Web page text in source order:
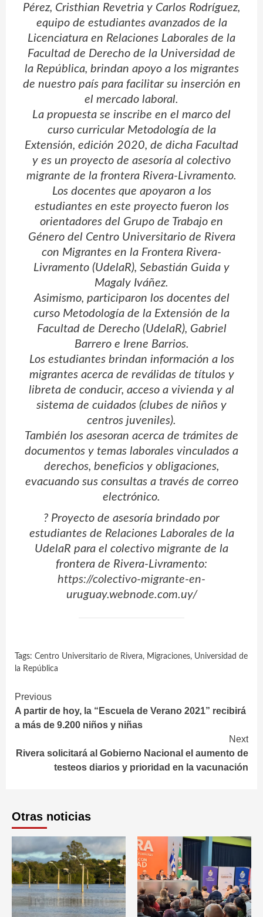
Pérez, Cristhian Revetria y Carlos Rodríguez,
equipo de estudiantes avanzados de la
Licenciatura en Relaciones Laborales de la
Facultad de Derecho de la Universidad de
la República, brindan apoyo a los migrantes
de nuestro país para facilitar su inserción en
el mercado laboral.
La propuesta se inscribe en el marco del
curso curricular Metodología de la
Extensión, edición 2020, de dicha Facultad
y es un proyecto de asesoría al colectivo
migrante de la frontera Rivera-Livramento.
Los docentes que apoyaron a los
estudiantes en este proyecto fueron los
orientadores del Grupo de Trabajo en
Género del Centro Universitario de Rivera
con Migrantes en la Frontera Rivera-
Livramento (UdelaR), Sebastián Guida y
Magaly Iváñez.
Asimismo, participaron los docentes del
curso Metodología de la Extensión de la
Facultad de Derecho (UdelaR), Gabriel
Barrero e Irene Barrios.
Los estudiantes brindan información a los
migrantes acerca de reválidas de títulos y
libreta de conducir, acceso a vivienda y al
sistema de cuidados (clubes de niños y
centros juveniles).
También los asesoran acerca de trámites de
documentos y temas laborales vinculados a
derechos, beneficios y obligaciones,
evacuando sus consultas a través de correo
electrónico.
? Proyecto de asesoría brindado por
estudiantes de Relaciones Laborales de la
UdelaR para el colectivo migrante de la
frontera de Rivera-Livramento:
https://colectivo-migrante-en-
uruguay.webnode.com.uy/
Tags: Centro Universitario de Rivera, Migraciones, Universidad de
la República
Continue
Reading
Previous
A partir de hoy, la “Escuela de Verano 2021” recibirá
a más de 9.200 niños y niñas
Next
Rivera solicitará al Gobierno Nacional el aumento de
testeos diarios y prioridad en la vacunación
Otras noticias